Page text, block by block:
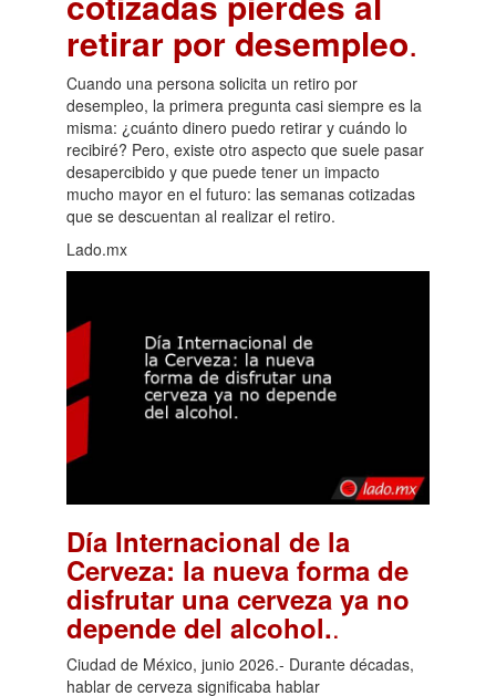
retirar por desempleo.
Cuando una persona solicita un retiro por
desempleo, la primera pregunta casi siempre es la
misma: ¿cuánto dinero puedo retirar y cuándo lo
recibiré? Pero, existe otro aspecto que suele pasar
desapercibido y que puede tener un impacto
mucho mayor en el futuro: las semanas cotizadas
que se descuentan al realizar el retiro.
Lado.mx
Día Internacional de la
Cerveza: la nueva forma de
disfrutar una cerveza ya no
depende del alcohol..
Ciudad de México, junio 2026.- Durante décadas,
hablar de cerveza significaba hablar